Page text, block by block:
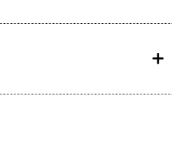
2017